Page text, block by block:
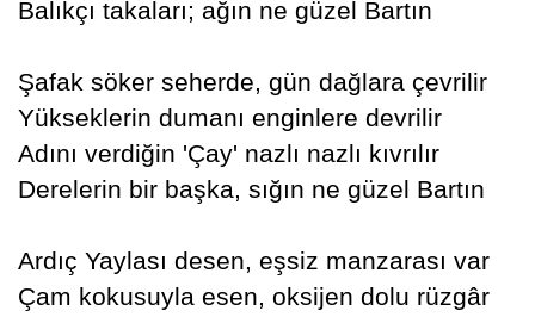
Balıkçı takaları; ağın ne güzel Bartın
Şafak söker seherde, gün dağlara çevrilir
Yükseklerin dumanı enginlere devrilir
Adını verdiğin 'Çay' nazlı nazlı kıvrılır
Derelerin bir başka, sığın ne güzel Bartın
Ardıç Yaylası desen, eşsiz manzarası var
Çam kokusuyla esen, oksijen dolu rüzgâr